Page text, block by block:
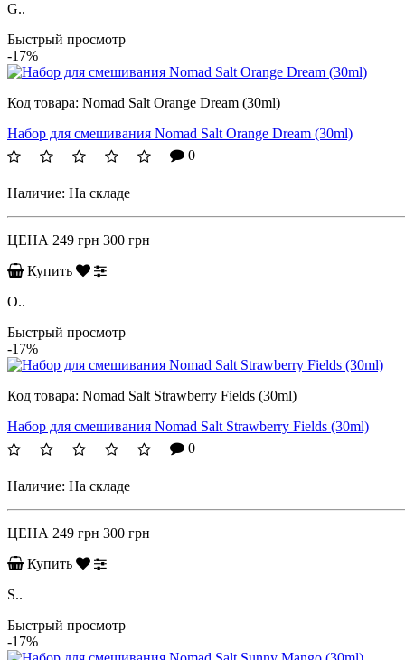
G..
Быстрый просмотр
-17%
Код товара: Nomad Salt Orange Dream (30ml)
Набор для смешивания Nomad Salt Orange Dream (30ml)
0
Наличие: На складе
ЦЕНА 249 грн 300 грн
Купить
O..
Быстрый просмотр
-17%
Код товара: Nomad Salt Strawberry Fields (30ml)
Набор для смешивания Nomad Salt Strawberry Fields (30ml)
0
Наличие: На складе
ЦЕНА 249 грн 300 грн
Купить
S..
Быстрый просмотр
-17%